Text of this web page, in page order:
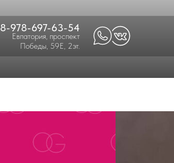
8-978-697-63-54
Евпатория, проспект
Победы, 59Е, 2эт.